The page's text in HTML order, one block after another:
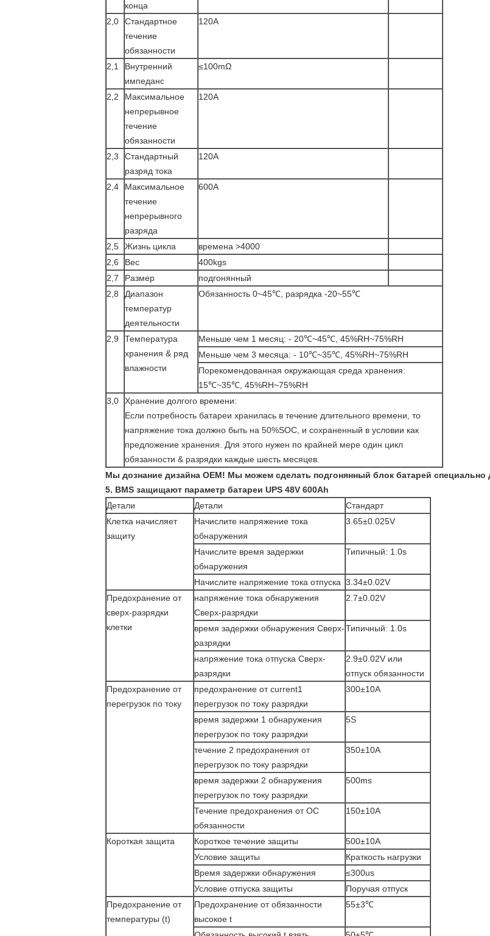
конца
2,0
Стандартное
течение
обязанности
120A
2,1
Внутренний
импеданс
≤100mΩ
2,2
Максимальное
непрерывное
течение
обязанности
120A
2,3
Стандартный
разряд тока
120A
2,4
Максимальное
течение
непрерывного
разряда
600A
2,5 Жизнь цикла
времена >4000
2,6
Вес
400kgs
2,7
Размер
подгонянный
2,8
Диапазон
температур
деятельности
Обязанность 0~45℃, разрядка -20~55℃
2,9
Температура
хранения & ряд
влажности
Меньше чем 1 месяц: - 20℃~45℃, 45%RH~75%RH
Меньше чем 3 месяца: - 10℃~35℃, 45%RH~75%RH
Порекомендованная окружающая среда хранения:
15℃~35℃, 45%RH~75%RH
3,0
Хранение долгого времени:
Если потребность батареи хранилась в течение длительного времени, то
напряжение тока должно быть на 50%SOC, и сохраненный в условии как
предложение хранения. Для этого нужен по крайней мере один цикл
обязанности & разрядки каждые шесть месяцев.
Мы дознание дизайна OEM! Мы можем сделать подгонянный блок батарей специально
5. BMS защищают параметр батареи UPS 48V 600Ah
Детали
Детали
Стандарт
Клетка начисляет
защиту
Начислите напряжение тока
обнаружения
3.65±0.025V
Начислите время задержки
обнаружения
Типичный: 1.0s
Начислите напряжение тока отпуска 3.34±0.02V
Предохранение от
сверх-разрядки
клетки
напряжение тока обнаружения
Сверх-разрядки
2.7±0.02V
время задержки обнаружения Сверх-
разрядки
Типичный: 1.0s
напряжение тока отпуска Сверх-
разрядки
2.9±0.02V или
отпуск обязанности
Предохранение от
перегрузок по току
предохранение от current1
перегрузок по току разрядки
300±10A
время задержки 1 обнаружения
перегрузок по току разрядки
5S
течение 2 предохранения от
перегрузок по току разрядки
350±10A
время задержки 2 обнаружения
перегрузок по току разрядки
500ms
Течение предохранения от OC
обязанности
150±10A
Короткая защита Короткое течение защиты
500±10A
Условие защиты
Краткость нагрузки
Время задержки обнаружения
≤300us
Условие отпуска защиты
Поручая отпуск
Предохранение от
температуры (t)
Предохранение от обязанности
высокое t
55±3℃